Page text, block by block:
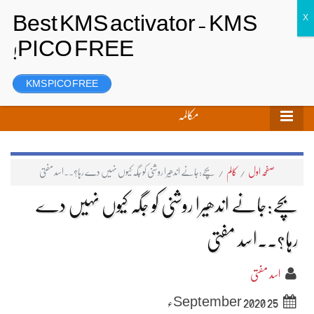
رجسٹر
مکالمہ
صفحہ اول / کالم / بچے:جانے اندھیرا روشنی کو جگہ کیوں نہیں دے رہا؟۔۔اسد مفتی
بچے:جانے اندھیرا روشنی کو جگہ کیوں نہیں دے
رہا؟۔۔اسد مفتی
اسد مفتی
25 September 2020ء
KMS PICO FREE